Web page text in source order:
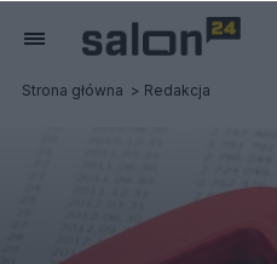
Strona główna Redakcja